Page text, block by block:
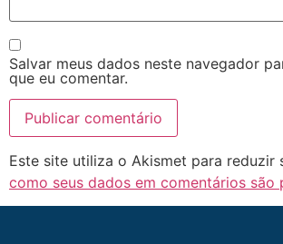
Salvar meus dados neste navegador
que eu comentar.
Este site utiliza o Akismet para reduzir
como seus dados em comentários são